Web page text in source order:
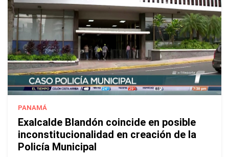
PANAMÁ
Exalcalde Blandón coincide en posible
inconstitucionalidad en creación de la
Policía Municipal